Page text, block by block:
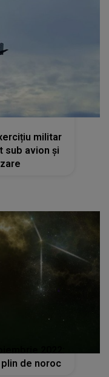
militar
sub avion și
2022:
de noroc